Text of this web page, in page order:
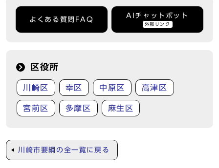
よくある質問FAQ
AIチャットボット
外部リンク
区役所
川崎区 幸区 中原区 高津区
宮前区 多摩区 麻生区
川崎市要綱の全一覧に戻る